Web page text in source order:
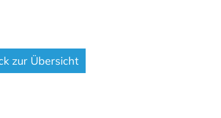
zur Übersicht